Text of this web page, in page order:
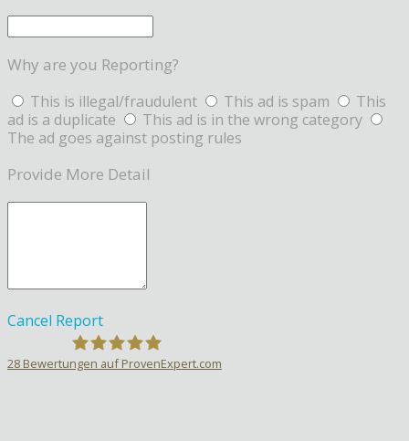
Why are you Reporting?
This is illegal/fraudulent This ad is spam
This
ad is a duplicate
This ad is in the wrong category
The ad goes against posting rules
Provide More Detail
Cancel Report
28 Bewertungen auf ProvenExpert.com